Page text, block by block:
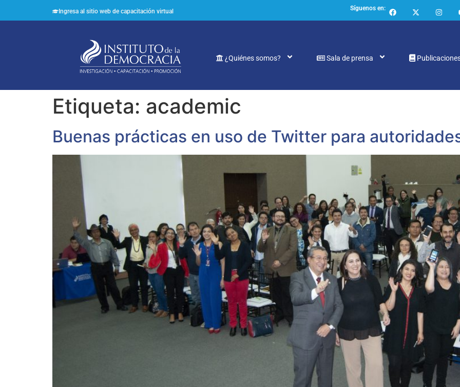
Ingresa al sitio web de capacitación virtual Síguenos en:
¿Quiénes somos? Sala de prensa
Etiqueta: academic
Buenas prácticas en uso de Twitter para